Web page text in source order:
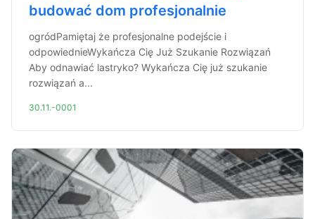
budować dom profesjonalnie
ogródPamiętaj że profesjonalne podejście i
odpowiednieWykańcza Cię Już Szukanie Rozwiązań
Aby odnawiać lastryko? Wykańcza Cię już szukanie
rozwiązań a...
30.11.-0001